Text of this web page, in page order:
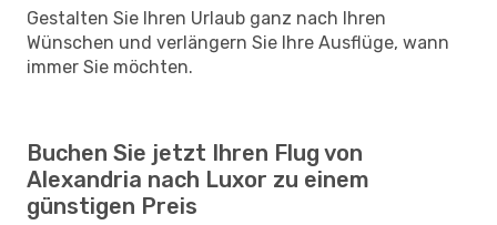
Gestalten Sie Ihren Urlaub ganz nach Ihren
Wünschen und verlängern Sie Ihre Ausflüge, wann
immer Sie möchten.
Buchen Sie jetzt Ihren Flug von
Alexandria nach Luxor zu einem
günstigen Preis